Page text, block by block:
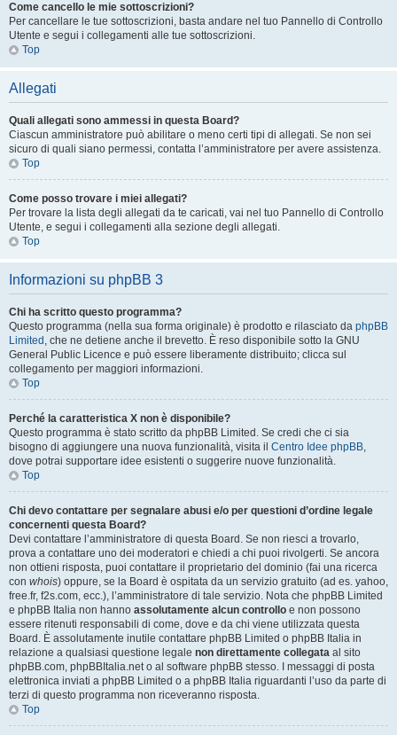
Come cancello le mie sottoscrizioni?
Per cancellare le tue sottoscrizioni, basta andare nel tuo Pannello di Controllo
Utente e segui i collegamenti alle tue sottoscrizioni.
Top
Allegati
Quali allegati sono ammessi in questa Board?
Ciascun amministratore può abilitare o meno certi tipi di allegati. Se non sei
sicuro di quali siano permessi, contatta l’amministratore per avere assistenza.
Top
Come posso trovare i miei allegati?
Per trovare la lista degli allegati da te caricati, vai nel tuo Pannello di Controllo
Utente, e segui i collegamenti alla sezione degli allegati.
Top
Informazioni su phpBB 3
Chi ha scritto questo programma?
Questo programma (nella sua forma originale) è prodotto e rilasciato da phpBB
Limited , che ne detiene anche il brevetto. È reso disponibile sotto la GNU
General Public Licence e può essere liberamente distribuito; clicca sul
collegamento per maggiori informazioni.
Top
Perché la caratteristica X non è disponibile?
Questo programma è stato scritto da phpBB Limited. Se credi che ci sia
bisogno di aggiungere una nuova funzionalità, visita il Centro Idee phpBB,
dove potrai supportare idee esistenti o suggerire nuove funzionalità.
Top
Chi devo contattare per segnalare abusi e/o per questioni d’ordine legale
concernenti questa Board?
Devi contattare l’amministratore di questa Board. Se non riesci a trovarlo,
prova a contattare uno dei moderatori e chiedi a chi puoi rivolgerti. Se ancora
non ottieni risposta, puoi contattare il proprietario del dominio (fai una ricerca
con whois) oppure, se la Board è ospitata da un servizio gratuito (ad es. yahoo,
free.fr, f2s.com, ecc.), l’amministratore di tale servizio. Nota che phpBB Limited
e phpBB Italia non hanno assolutamente alcun controllo e non possono
essere ritenuti responsabili di come, dove e da chi viene utilizzata questa
Board. È assolutamente inutile contattare phpBB Limited o phpBB Italia in
relazione a qualsiasi questione legale non direttamente collegata al sito
phpBB.com, phpBBItalia.net o al software phpBB stesso. I messaggi di posta
elettronica inviati a phpBB Limited o a phpBB Italia riguardanti l’uso da parte di
terzi di questo programma non riceveranno risposta.
Top